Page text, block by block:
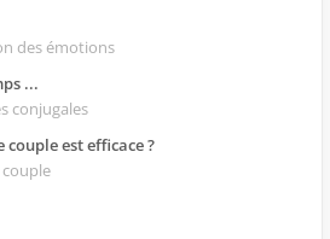
des émotions
...
conjugales
couple est efficace ?
couple